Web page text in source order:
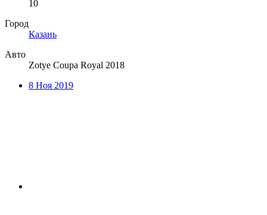
10
Город
Казань
Авто
Zotye Coupa Royal 2018
8 Ноя 2019